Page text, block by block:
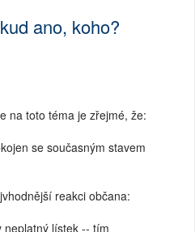
ano, koho?
na toto téma je zřejmé, že:
se současným stavem
reakci občana:
neplatný lístek -- tím